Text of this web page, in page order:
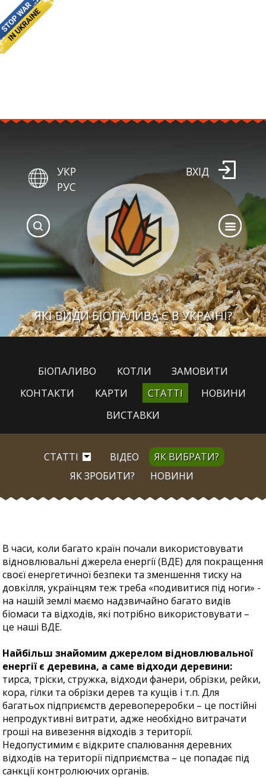
ЯКІ ВИДИ БІОПАЛИВА Є В УКРАЇНІ?
УКР
РУС
ВХІД
БІОПАЛИВО КОТЛИ
ЗАМОВИТИ
КОНТАКТИ
КАРТИ СТАТТІ
НОВИНИ
ВИСТАВКИ
СТАТТІ ВІДЕО
ЯК ВИБРАТИ?
ЯК ЗРОБИТИ?
НОВИНИ
В часи, коли багато країн почали використовувати
відновлювальні джерела енергії (ВДЕ) для покращення
своєї енергетичної безпеки та зменшення тиску на
довкілля, українцям теж треба «подивитися під ноги» -
на нашій землі маємо надзвичайно багато видів
біомаси та відходів, які потрібно використовувати –
це наші ВДЕ.
Найбільш знайомим джерелом відновлювальної
енергії є деревина, а саме відходи деревини:
тирса, тріски, стружка, відходи фанери, обрізки, рейки,
кора, гілки та обрізки дерев та кущів і т.п. Для
багатьох підприємств деревопереробки – це постійні
непродуктивні витрати, адже необхідно витрачати
гроші на вивезення відходів з території.
Недопустимим є відкрите спалювання деревних
відходів на території підприємства – це попадає під
санкції контролюючих органів.